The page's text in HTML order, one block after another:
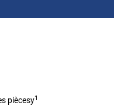
piècesy1